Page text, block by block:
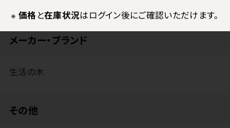
※ 価格と在庫状況はログイン後にご確認いただけます。
メーカー・ブランド
生活の木
その他